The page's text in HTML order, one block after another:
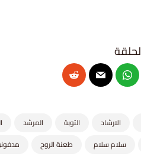
الارشاد التوبة المرشد
سلام سلام طعنة الروح